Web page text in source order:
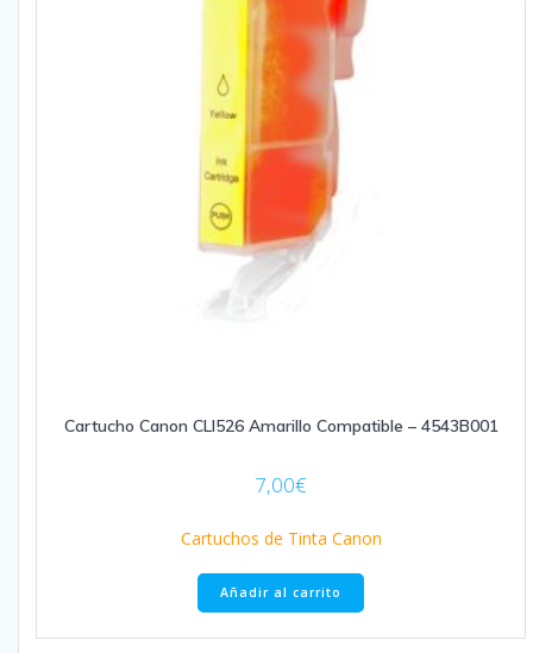
Cartucho Canon CLI526 Amarillo Compatible – 4543B001
7,00€
Cartuchos de Tinta Canon
Añadir al carrito